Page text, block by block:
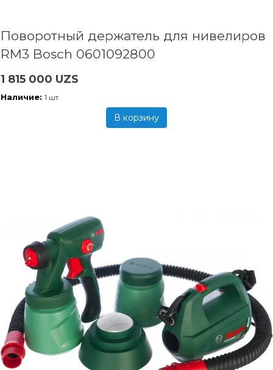
Поворотный держатель для нивелиров
RM3 Bosch 0601092800
1 815 000 UZS
Наличие: 1 шт
В корзину